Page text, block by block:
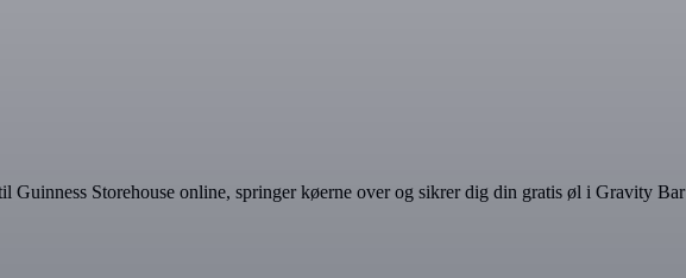
Storehouse online, springer køerne over og sikrer dig din gratis øl i Gravity Bar